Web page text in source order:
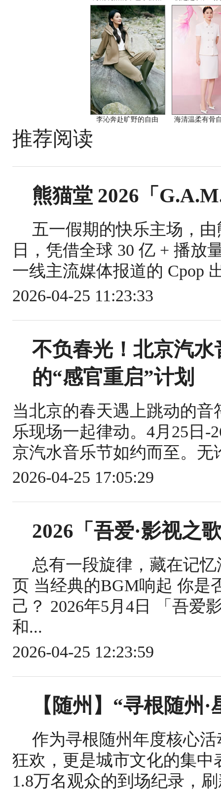
李沁奔赴旷野的自由 海清温柔有骨
推荐阅读
熊猫堂 2026「
五一假期的快乐主场，
日，凭借全球 30 亿 + 播放
一线主流媒体报道的 Cpop
2026-04-25 11:23:33
不负春光！北京汽
的“感官重启”计划
当北京的春天遇上跳动的
乐现场一起律动。4月25日-
京汽水音乐节如约而至。
2026-04-25 17:05:29
2026「吾爱·影视之
总有一段旋律，藏在记
页 当经典的BGM响起 你是
己？ 2026年5月4日 「吾爱
和...
2026-04-25 12:23:59
【随州】“寻根随州
作为寻根随州年度核心
狂欢，更是城市文化的集
1.8万名观众的到场纪录，